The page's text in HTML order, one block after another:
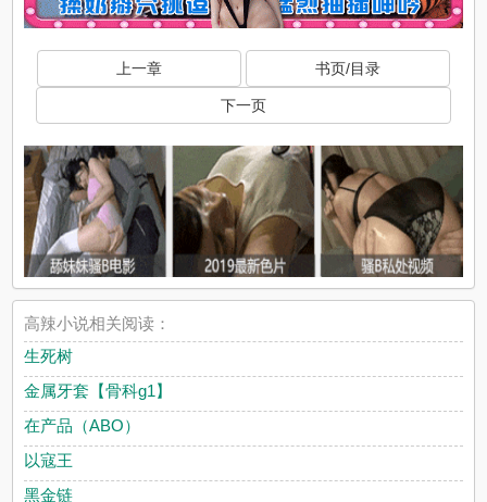
上一章 书页/目录
下一页
高辣小说相关阅读：
生死树
金属牙套【骨科g1】
在产品（ABO）
以寇王
黑金链